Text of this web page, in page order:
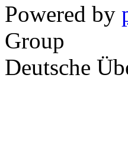
Powered by
Group
Deutsche